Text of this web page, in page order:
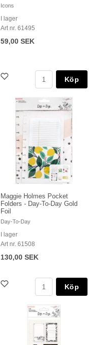
Icons
I lager
Art nr. 61495
59,00 SEK
Köp
Maggie Holmes Pocket
Folders - Day-To-Day Gold
Foil
Day-To-Day
I lager
Art nr. 61508
130,00 SEK
Köp